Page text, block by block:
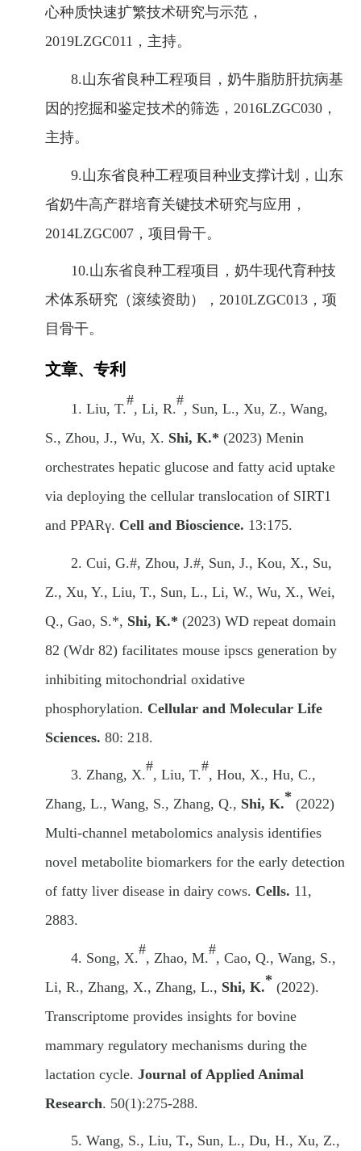
心种质快速扩繁技术研究与示范，
2019LZGC011，主持。
8.山东省良种工程项目，奶牛脂肪肝抗病基
因的挖掘和鉴定技术的筛选，2016LZGC030，
主持。
9.山东省良种工程项目种业支撑计划，山东
省奶牛高产群培育关键技术研究与应用，
2014LZGC007，项目骨干。
10.山东省良种工程项目，奶牛现代育种技
术体系研究（滚续资助），2010LZGC013，项
目骨干。
文章、专利
1. Liu, T.
#
, Li, R.
#
, Sun, L., Xu, Z., Wang,
S., Zhou, J., Wu, X. Shi, K.* (2023) Menin
orchestrates hepatic glucose and fatty acid uptake
via deploying the cellular translocation of SIRT1
and PPARγ. Cell and Bioscience. 13:175.
2. Cui, G.#, Zhou, J.#, Sun, J., Kou, X., Su,
Z., Xu, Y., Liu, T., Sun, L., Li, W., Wu, X., Wei,
Q., Gao, S.*, Shi, K.* (2023) WD repeat domain
82 (Wdr 82) facilitates mouse ipscs generation by
inhibiting mitochondrial oxidative
phosphorylation. Cellular and Molecular Life
Sciences. 80: 218.
3. Zhang, X.
#
, Liu, T.
#
, Hou, X., Hu, C.,
Zhang, L., Wang, S., Zhang, Q., Shi, K.* (2022)
Multi-channel metabolomics analysis identifies
novel metabolite biomarkers for the early detection
of fatty liver disease in dairy cows. Cells. 11,
2883.
4. Song, X.
#
, Zhao, M.
#
, Cao, Q., Wang, S.,
Li, R., Zhang, X., Zhang, L., Shi, K.* (2022).
Transcriptome provides insights for bovine
mammary regulatory mechanisms during the
lactation cycle. Journal of Applied Animal
Research. 50(1):275-288.
5. Wang, S., Liu, T., Sun, L., Du, H., Xu, Z.,